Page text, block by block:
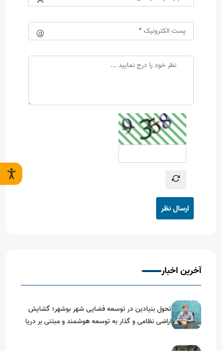
ارسال نظر
آخرین اخبار
تحول بنیادین در توسعه فضایی شهر بوشهر؛ گشایش
اراضی نظامی و گذار به توسعه هوشمند و مبتنی بر دریا